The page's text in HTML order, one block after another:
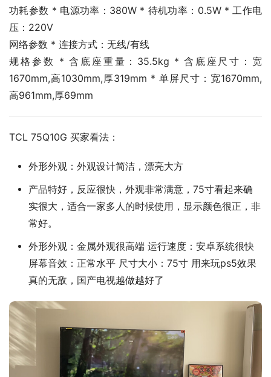
功耗参数 * 电源功率：380W * 待机功率：0.5W * 工作电
压：220V
网络参数 * 连接方式：无线/有线
规格参数 * 含底座重量：35.5kg * 含底座尺寸：宽
1670mm,高1030mm,厚319mm * 单屏尺寸：宽1670mm,
高961mm,厚69mm
TCL 75Q10G 买家看法：
外形外观：外观设计简洁，漂亮大方
产品特好，反应很快，外观非常满意，75寸看起来确
实很大，适合一家多人的时候使用，显示颜色很正，非
常好。
外形外观：金属外观很高端 运行速度：安卓系统很快
屏幕音效：正常水平 尺寸大小：75寸 用来玩ps5效果
真的无敌，国产电视越做越好了